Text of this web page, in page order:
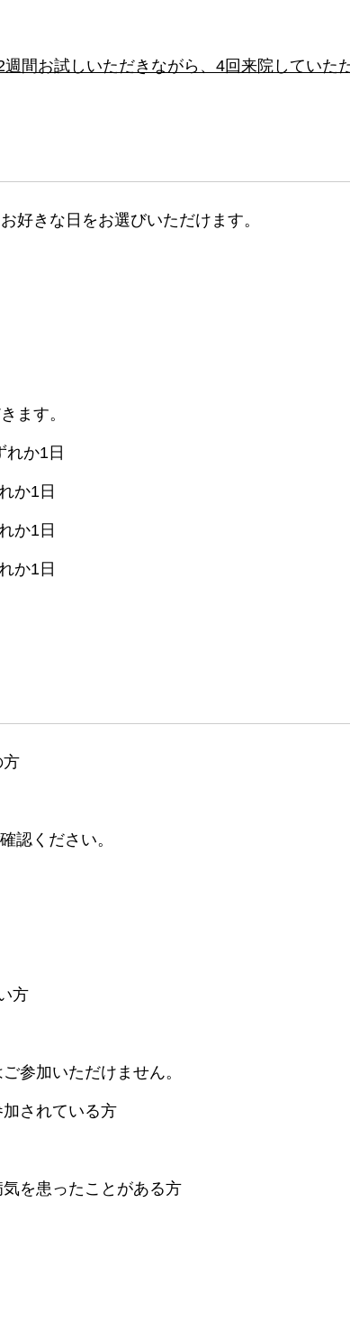
週間お試しいただきながら、4回来院していた
好きな日をお選びいただけます。
ます。
れか1日
か1日
か1日
か1日
方
認ください。
方
参加いただけません。
加されている方
を患ったことがある方